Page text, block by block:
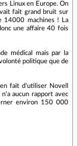
Linux en Europe. On
fait grand bruit sur
14000 machines ! La
une affaire 40 fois
médical mais par la
politique que de
fait d'utiliser Novell
aucun rapport avec
environ 150 000